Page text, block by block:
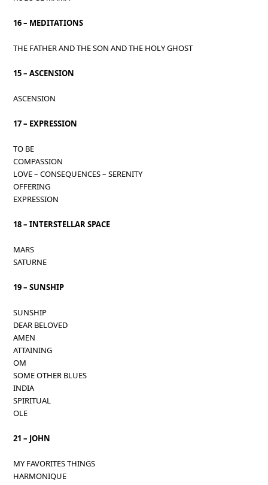
16 – MEDITATIONS
THE FATHER AND THE SON AND THE HOLY GHOST
15 – ASCENSION
ASCENSION
17 – EXPRESSION
TO BE
COMPASSION
LOVE – CONSEQUENCES – SERENITY
OFFERING
EXPRESSION
18 – INTERSTELLAR SPACE
MARS
SATURNE
19 – SUNSHIP
SUNSHIP
DEAR BELOVED
AMEN
ATTAINING
OM
SOME OTHER BLUES
INDIA
SPIRITUAL
OLE
21 – JOHN
MY FAVORITES THINGS
HARMONIQUE